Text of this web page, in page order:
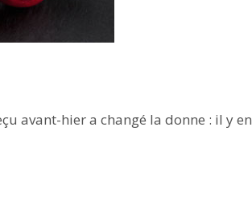
avant-hier a changé la donne : il y en